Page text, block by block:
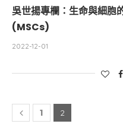
吳世揚專欄：生命與細胞
(MSCs)
2022-12-01
1 2